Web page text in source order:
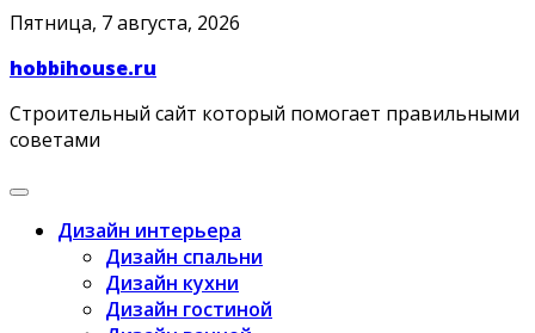
Skip
content
Пятница, 7 августа, 2026
hobbihouse.ru
Строительный сайт который помогает правильными
советами
Дизайн интерьера
Дизайн спальни
Дизайн кухни
Дизайн гостиной